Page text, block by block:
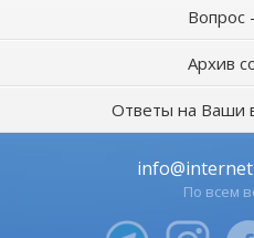
Вопрос
Архив
Ответы на Ваши
По всем